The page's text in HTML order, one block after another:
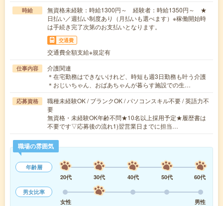
時給
無資格未経験：時給1300円～ 経験者：時給1350円～ ★
日払い／週払い制度あり（月払いも選べます）※稼働開始時
は手続き完了次第のお支払いとなります。
交通費
交通費全額支給※規定有
仕事内容
介護関連
＊在宅勤務はできないけれど、時短も週3日勤務も叶う介護
＊おじいちゃん、おばあちゃんが暮らす施設での生…
応募資格
職種未経験OK / ブランクOK / パソコンスキル不要 / 英語力不
要
無資格・未経験OK年齢不問★10名以上採用予定★履歴書は
不要です▽応募後の流れ1)翌営業日までに担当…
職場の雰囲気
年齢層
20代
30代 40代 50代
60代
男女比率
女性
男性